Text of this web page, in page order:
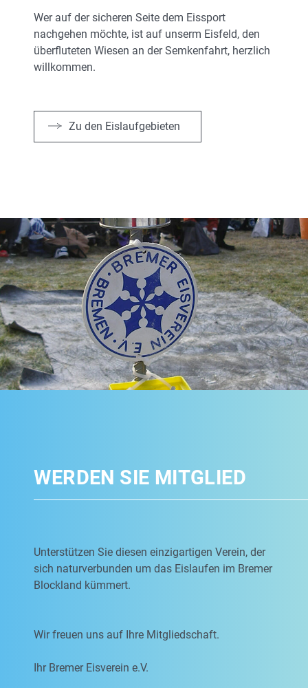
Wer auf der sicheren Seite dem Eissport
nachgehen möchte, ist auf unserm Eisfeld, den
überfluteten Wiesen an der Semkenfahrt, herzlich
willkommen.
Zu den Eislaufgebieten
WERDEN SIE MITGLIED
Unterstützen Sie diesen einzigartigen Verein, der
sich naturverbunden um das Eislaufen im Bremer
Blockland kümmert.
Wir freuen uns auf Ihre Mitgliedschaft.
Ihr Bremer Eisverein e.V.